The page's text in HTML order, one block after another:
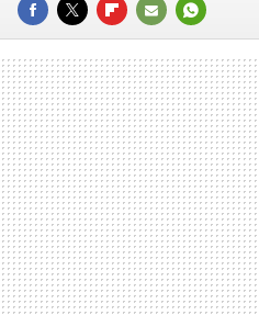
FACEBOOK
TWITTERFLIPBOARD
E-
MAIL
WHATSAPP